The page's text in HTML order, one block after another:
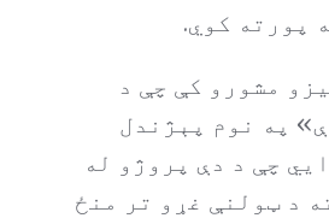
پورته کوي.
مشورو کې چې د
په نوم پېژندل
چې د دې پروژو له
د ټولنې غړو تر منځ